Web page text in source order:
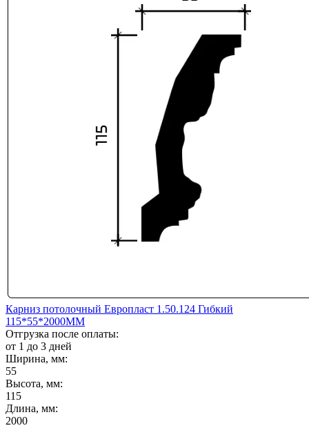
Карниз потолочный Европласт 1.50.124 Гибкий
115*55*2000ММ
Отгрузка после оплаты:
от 1 до 3 дней
Ширина, мм:
55
Высота, мм:
115
Длина, мм:
2000